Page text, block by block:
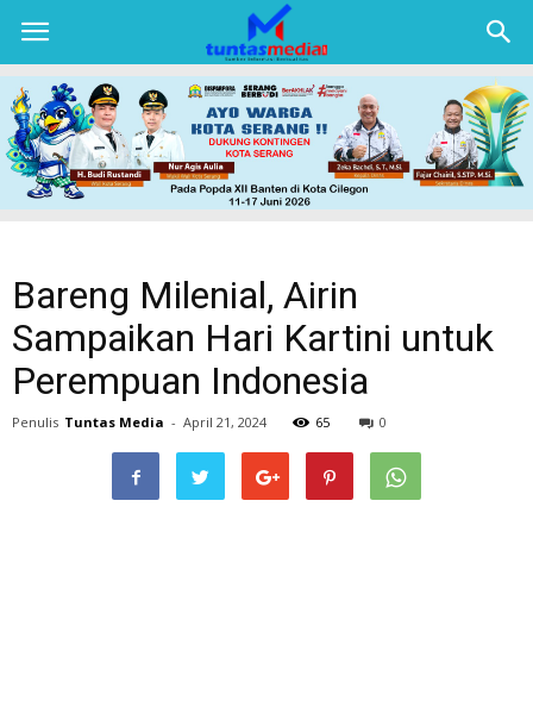
TUNTAS
MEDIA
Bareng Milenial, Airin
Sampaikan Hari Kartini untuk
Perempuan Indonesia
Penulis Tuntas Media - April 21, 2024 65 0